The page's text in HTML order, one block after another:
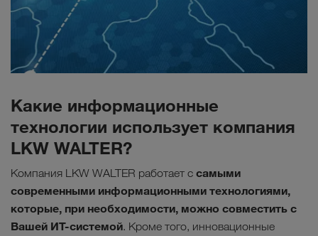
Какие информационные
технологии использует компания
LKW WALTER?
Компания LKW WALTER работает с самыми
современными информационными технологиями,
которые, при необходимости, можно совместить с
Вашей ИТ-системой. Кроме того, инновационные